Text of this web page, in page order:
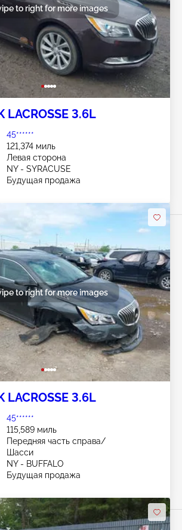
to right for more images
LACROSSE 3.6L
45******
121,374 миль
Левая сторона
NY - SYRACUSE
Будущая продажа
to right for more images
LACROSSE 3.6L
45******
115,589 миль
Передняя часть справа/
Шасси
NY - BUFFALO
Будущая продажа